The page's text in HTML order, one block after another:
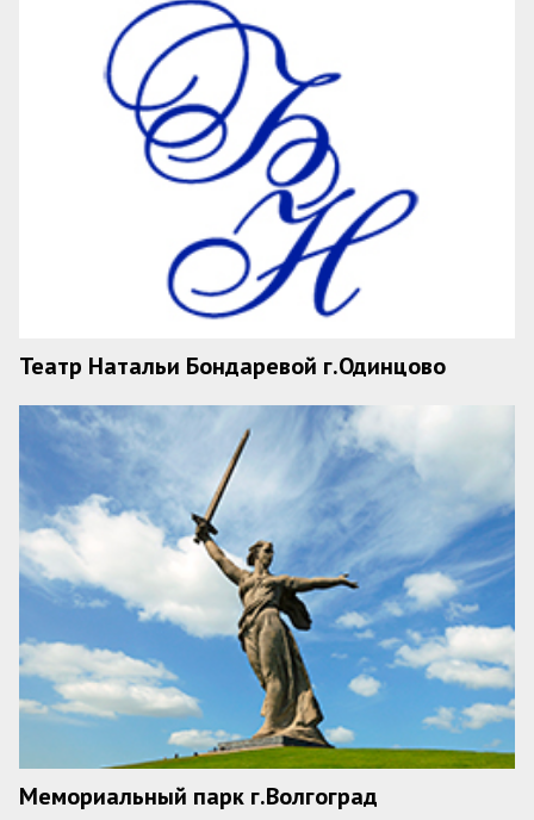
Театр Натальи Бондаревой г.Одинцово
Мемориальный парк г.Волгоград